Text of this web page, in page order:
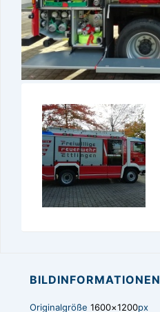
BILDINFORMATIONEN
Originalgröße 1600×1200px